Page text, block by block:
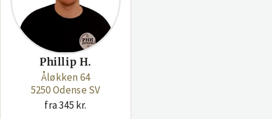
Phillip H.
Åløkken 64
5250 Odense SV
fra 345 kr.